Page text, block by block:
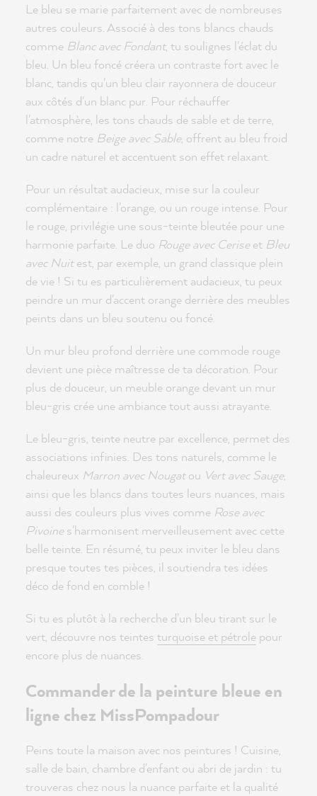
Le bleu se marie parfaitement avec de nombreuses
autres couleurs. Associé à des tons blancs chauds
comme Blanc avec Fondant, tu soulignes l'éclat du
bleu. Un bleu foncé créera un contraste fort avec le
blanc, tandis qu'un bleu clair rayonnera de douceur
aux côtés d'un blanc pur. Pour réchauffer
l'atmosphère, les tons chauds de sable et de terre,
comme notre Beige avec Sable, offrent au bleu froid
un cadre naturel et accentuent son effet relaxant.
Pour un résultat audacieux, mise sur la couleur
complémentaire : l'orange, ou un rouge intense. Pour
le rouge, privilégie une sous-teinte bleutée pour une
harmonie parfaite. Le duo Rouge avec Ceriseet Bleu
avec Nuitest, par exemple, un grand classique plein
de vie ! Si tu es particulièrement audacieux, tu peux
peindre un mur d'accent orange derrière des meubles
peints dans un bleu soutenu ou foncé.
Un mur bleu profond derrière une commode rouge
devient une pièce maîtresse de ta décoration. Pour
plus de douceur, un meuble orange devant un mur
bleu-gris crée une ambiance tout aussi atrayante.
Le bleu-gris, teinte neutre par excellence, permet des
associations infinies. Des tons naturels, comme le
chaleureux Marron avec Nougatou Vert avec Sauge,
ainsi que les blancs dans toutes leurs nuances, mais
aussi des couleurs plus vives comme Rose avec
Pivoines'harmonisent merveilleusement avec cette
belle teinte. En résumé, tu peux inviter le bleu dans
presque toutes tes pièces, il soutiendra tes idées
déco de fond en comble !
Si tu es plutôt à la recherche d'un bleu tirant sur le
vert, découvre nos teintes turquoise et pétrole pour
encore plus de nuances.
Commander de la peinture bleue en
ligne chez MissPompadour
Peins toute la maison avec nos peintures ! Cuisine,
salle de bain, chambre d'enfant ou abri de jardin : tu
trouveras chez nous la nuance parfaite et la qualité